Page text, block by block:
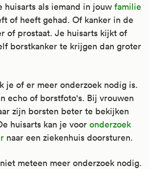
huisarts als iemand in jouw familie
of heeft gehad. Of kanker in de
of prostaat. Je huisarts kijkt of
borstkanker te krijgen dan groter
je of er meer onderzoek nodig is.
echo of borstfoto's. Bij vrouwen
zijn borsten beter te bekijken
huisarts kan je voor onderzoek
naar een ziekenhuis doorsturen.
meteen meer onderzoek nodig.